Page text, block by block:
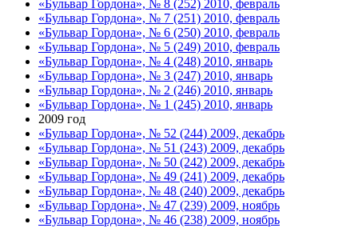
«Бульвар Гордона», № 8 (252) 2010, февраль
«Бульвар Гордона», № 7 (251) 2010, февраль
«Бульвар Гордона», № 6 (250) 2010, февраль
«Бульвар Гордона», № 5 (249) 2010, февраль
«Бульвар Гордона», № 4 (248) 2010, январь
«Бульвар Гордона», № 3 (247) 2010, январь
«Бульвар Гордона», № 2 (246) 2010, январь
«Бульвар Гордона», № 1 (245) 2010, январь
2009 год
«Бульвар Гордона», № 52 (244) 2009, декабрь
«Бульвар Гордона», № 51 (243) 2009, декабрь
«Бульвар Гордона», № 50 (242) 2009, декабрь
«Бульвар Гордона», № 49 (241) 2009, декабрь
«Бульвар Гордона», № 48 (240) 2009, декабрь
«Бульвар Гордона», № 47 (239) 2009, ноябрь
«Бульвар Гордона», № 46 (238) 2009, ноябрь